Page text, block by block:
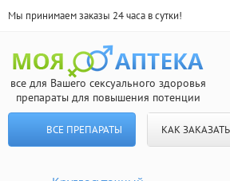
Мы принимаем заказы 24 часа в сутки!
все для Вашего сексуального здоровья
препараты для повышения потенции
ВСЕ ПРЕПАРАТЫ КАК ЗАКАЗАТЬ